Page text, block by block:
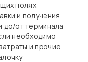
полях
и получения
до/от терминала
необходимо
и прочие